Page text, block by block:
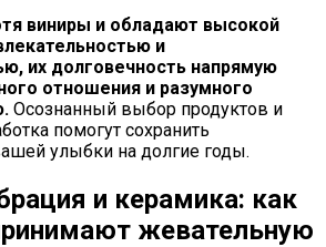
виниры и обладают высокой
и
их долговечность напрямую
отношения и разумного
Осознанный выбор продуктов и
помогут сохранить
улыбки на долгие годы.
и керамика: как
жевательную